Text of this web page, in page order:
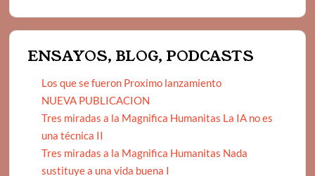
ENSAYOS, BLOG, PODCASTS
Los que se fueron Proximo lanzamiento
NUEVA PUBLICACION
Tres miradas a la Magnifica Humanitas La IA no es
una técnica II
Tres miradas a la Magnifica Humanitas Nada
sustituye a una vida buena I